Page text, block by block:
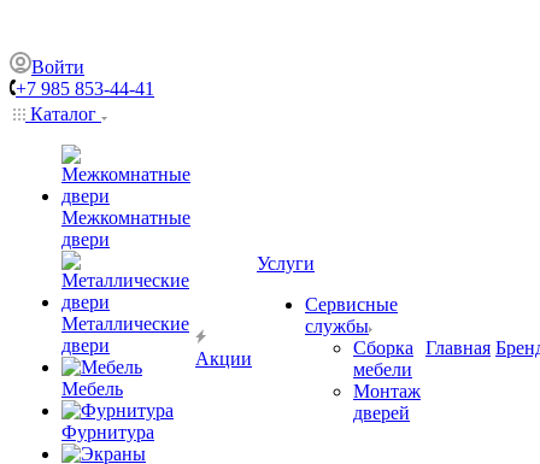
Войти
+7 985 853-44-41
Каталог
Межкомнатные
двери
Металлические
двери
Мебель
Фурнитура
Акции
Услуги
Сервисные
службы
Сборка
мебели
Монтаж
дверей
Главная